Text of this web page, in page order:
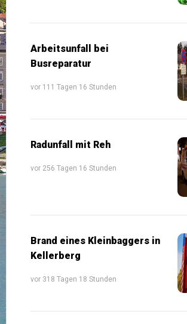
Arbeitsunfall bei
Busreparatur
vor 111 Tagen 16 Stunden
Radunfall mit Reh
vor 256 Tagen 16 Stunden
Brand eines Kleinbaggers in
Kellerberg
vor 318 Tagen 18 Stunden